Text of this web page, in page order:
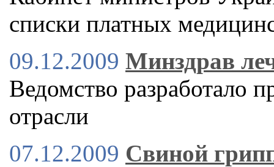
списки платных
09.12.2009 Минздрав
Ведомство разработало
отрасли
07.12.2009 Свиной